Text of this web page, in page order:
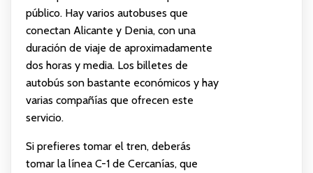
público. Hay varios autobuses que
conectan Alicante y Denia, con una
duración de viaje de aproximadamente
dos horas y media. Los billetes de
autobús son bastante económicos y hay
varias compañías que ofrecen este
servicio.
Si prefieres tomar el tren, deberás
tomar la línea C-1 de Cercanías, que